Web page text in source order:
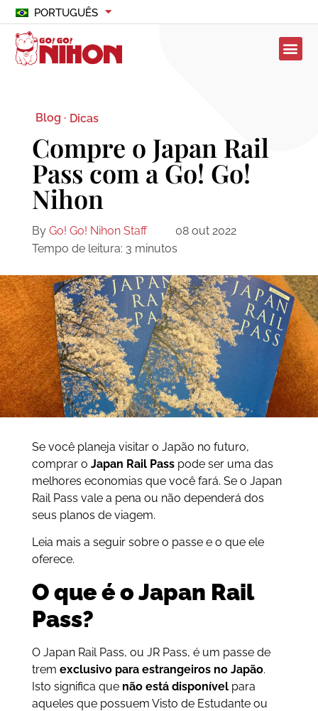
PORTUGUÊS
Blog · Dicas
Compre o Japan Rail
Pass com a Go! Go!
Nihon
By Go! Go! Nihon Staff
08 out 2022
Tempo de leitura: 3 minutos
Se você planeja visitar o Japão no futuro,
comprar o Japan Rail Passpode ser uma das
melhores economias que você fará. Se o Japan
Rail Pass vale a pena ou não dependerá dos
seus planos de viagem.
Leia mais a seguir sobre o passe e o que ele
oferece.
O que é o Japan Rail
Pass?
O Japan Rail Pass, ou JR Pass, é um passe de
trem exclusivo para estrangeiros no Japão.
Isto significa que não está disponívelpara
aqueles que possuem Visto de Estudante ou